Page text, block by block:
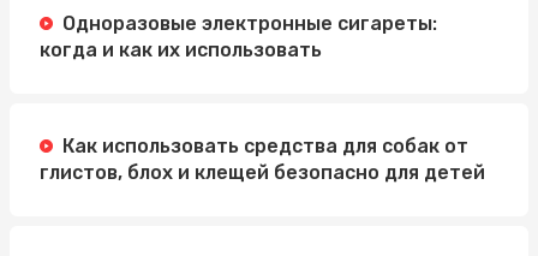
Одноразовые электронные сигареты:
когда и как их использовать
Как использовать средства для собак от
глистов, блох и клещей безопасно для детей